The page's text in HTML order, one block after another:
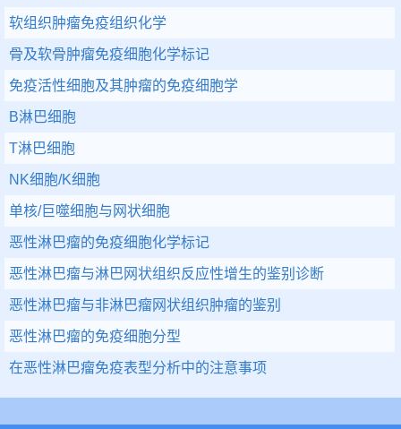
软组织肿瘤免疫组织化学
骨及软骨肿瘤免疫细胞化学标记
免疫活性细胞及其肿瘤的免疫细胞学
B淋巴细胞
T淋巴细胞
NK细胞/K细胞
单核/巨噬细胞与网状细胞
恶性淋巴瘤的免疫细胞化学标记
恶性淋巴瘤与淋巴网状组织反应性增生的鉴别诊断
恶性淋巴瘤与非淋巴瘤网状组织肿瘤的鉴别
恶性淋巴瘤的免疫细胞分型
在恶性淋巴瘤免疫表型分析中的注意事项